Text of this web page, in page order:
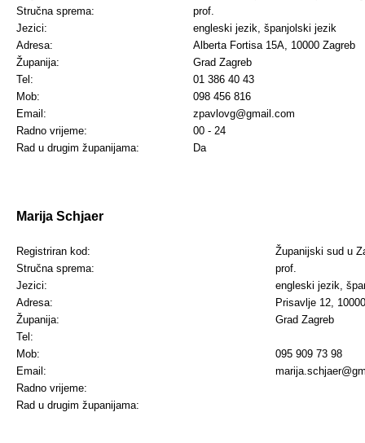
Stručna sprema:
prof.
Jezici:
engleski jezik, španjolski jezik
Adresa:
Alberta Fortisa 15A, 10000 Zagreb
Županija:
Grad Zagreb
Tel:
01 386 40 43
Mob:
098 456 816
Email:
zpavlovg@gmail.com
Radno vrijeme:
00 - 24
Rad u drugim županijama:
Da
Marija Schjaer
Registriran kod:
Županijski sud u
Stručna sprema:
prof.
Jezici:
engleski jezik,
Adresa:
Prisavlje 12,
Županija:
Grad Zagreb
Tel:
Mob:
095 909 73 98
Email:
Radno vrijeme:
Rad u drugim županijama: